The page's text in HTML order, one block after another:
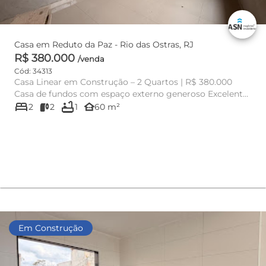
Casa em Reduto da Paz - Rio das Ostras, RJ
R$ 380.000 /venda
Cód: 34313
Casa Linear em Construção – 2 Quartos | R$ 380.000
Casa de fundos com espaço externo generoso Excelente
oportunida...
bed2 2 bathtub1 other_houses60 m²
Em Construção